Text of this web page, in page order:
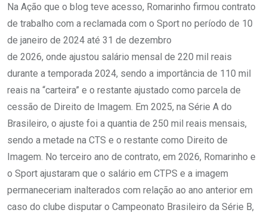
Na Ação que o blog teve acesso, Romarinho firmou contrato
de trabalho com a reclamada com o Sport no período de 10
de janeiro de 2024 até 31 de dezembro
de 2026, onde ajustou salário mensal de 220 mil reais
durante a temporada 2024, sendo a importância de 110 mil
reais na “carteira” e o restante ajustado como parcela de
cessão de Direito de Imagem. Em 2025, na Série A do
Brasileiro, o ajuste foi a quantia de 250 mil reais mensais,
sendo a metade na CTS e o restante como Direito de
Imagem. No terceiro ano de contrato, em 2026, Romarinho e
o Sport ajustaram que o salário em CTPS e a imagem
permaneceriam inalterados com relação ao ano anterior em
caso do clube disputar o Campeonato Brasileiro da Série B,